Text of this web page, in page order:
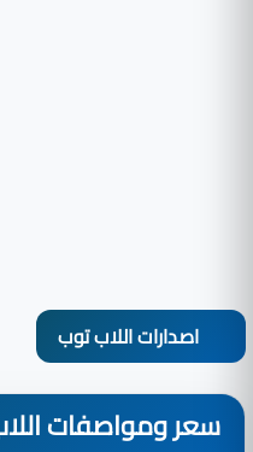
اصدارات اللاب توب
سعر ومواصفات